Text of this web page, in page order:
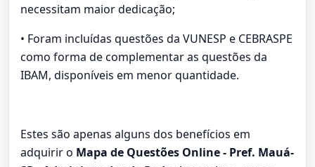
necessitam maior dedicação;
• Foram incluídas questões da VUNESP e CEBRASPE
como forma de complementar as questões da
IBAM, disponíveis em menor quantidade.
Estes são apenas alguns dos benefícios em
adquirir o Mapa de Questões Online - Pref. Mauá-